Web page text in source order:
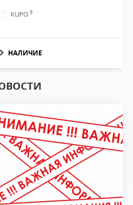
KUPO 9
НАЛИЧИЕ